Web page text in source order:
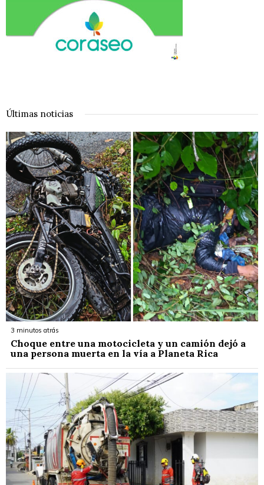
Últimas noticias
3 minutos atrás
Choque entre una motocicleta y un camión dejó a
una persona muerta en la vía a Planeta Rica